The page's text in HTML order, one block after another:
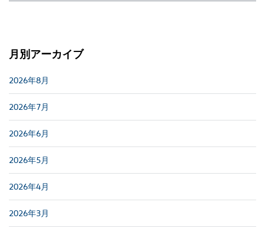
月別アーカイブ
2026年8月
2026年7月
2026年6月
2026年5月
2026年4月
2026年3月